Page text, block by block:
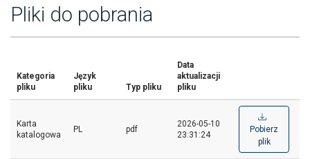
Pliki do pobrania
Kategoria
pliku
Język
pliku
Typ pliku
Data
aktualizacji
pliku
Karta
katalogowa
PL pdf
2026-05-10
23:31:24
Pobierz
plik